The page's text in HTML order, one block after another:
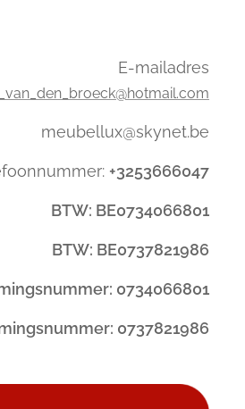
E-mailadres
meubellux@skynet.be
+3253666047
BTW: BE0734066801
BTW: BE0737821986
0734066801
0737821986